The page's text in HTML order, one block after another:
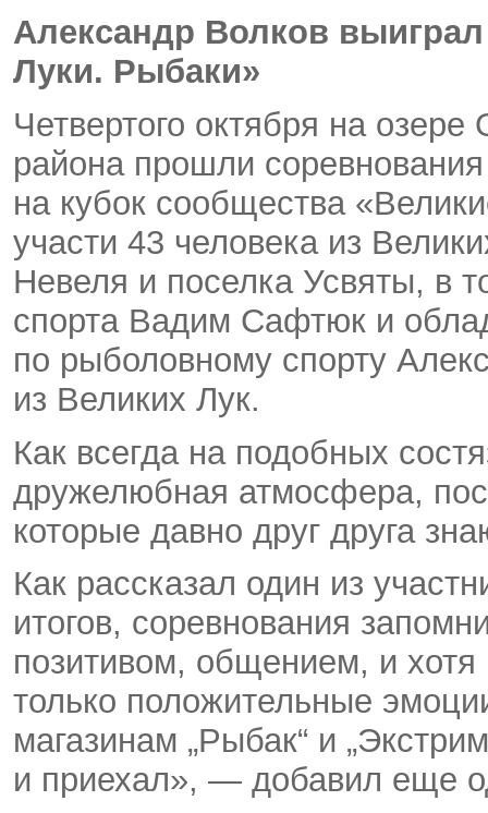
Александр Волков
Луки. Рыбаки»
Четвертого октября на
района прошли
на кубок сообщества «
участи 43 человека из
Невеля и поселка Усвяты, в
спорта Вадим Сафтюк и
по рыболовному спорту
из Великих Лук.
Как всегда на подобных
дружелюбная атмосфера,
которые давно друг друга
Как рассказал один из
итогов, соревнования
позитивом, общением, и
только положительные
магазинам „Рыбак“ и
и приехал», — добавил еще